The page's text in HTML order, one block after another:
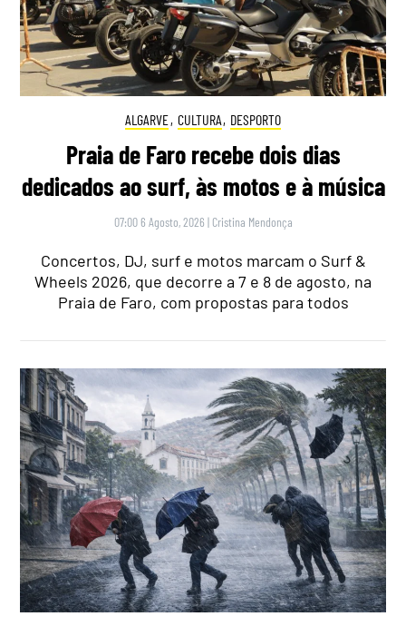
ALGARVE, CULTURA, DESPORTO
Praia de Faro recebe dois dias
dedicados ao surf, às motos e à música
07:00 6 Agosto, 2026 | Cristina Mendonça
Concertos, DJ, surf e motos marcam o Surf &
Wheels 2026, que decorre a 7 e 8 de agosto, na
Praia de Faro, com propostas para todos